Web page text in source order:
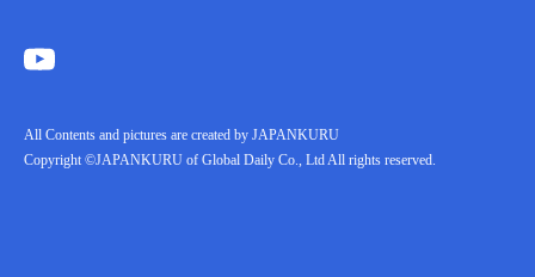
All Contents and pictures are created by JAPANKURU
Copyright ©JAPANKURU of Global Daily Co., Ltd All rights reserved.